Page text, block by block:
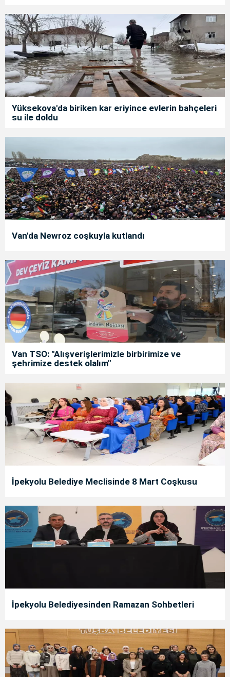
Yüksekova'da biriken kar eriyince evlerin bahçeleri
su ile doldu
Van'da Newroz coşkuyla kutlandı
Van TSO: "Alışverişlerimizle birbirimize ve
şehrimize destek olalım"
İpekyolu Belediye Meclisinde 8 Mart Coşkusu
İpekyolu Belediyesinden Ramazan Sohbetleri